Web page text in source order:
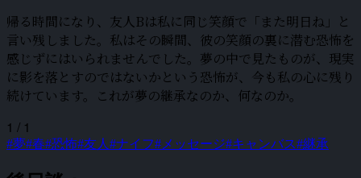
帰る時間になり、友人Bは私に同じ笑顔で「また明日ね」と
言い残しました。私はその瞬間、彼の笑顔の裏に潜む恐怖を
感じずにはいられませんでした。夢の中で見たものが、現実
に影を落とすのではないかという恐怖が、今も私の心に残り
続けています。これが夢の継承なのか、何なのか。
1 / 1
#夢#春#恐怖#友人 #ナイフ#メッセージ#キャンバス#継承